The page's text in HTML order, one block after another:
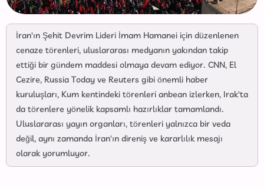
İran'ın Şehit Devrim Lideri İmam Hamanei için düzenlenen
cenaze törenleri, uluslararası medyanın yakından takip
ettiği bir gündem maddesi olmaya devam ediyor. CNN, El
Cezire, Russia Today ve Reuters gibi önemli haber
kuruluşları, Kum kentindeki törenleri anbean izlerken, Irak'ta
da törenlere yönelik kapsamlı hazırlıklar tamamlandı.
Uluslararası yayın organları, törenleri yalnızca bir veda
değil, aynı zamanda İran'ın direniş ve kararlılık mesajı
olarak yorumluyor.